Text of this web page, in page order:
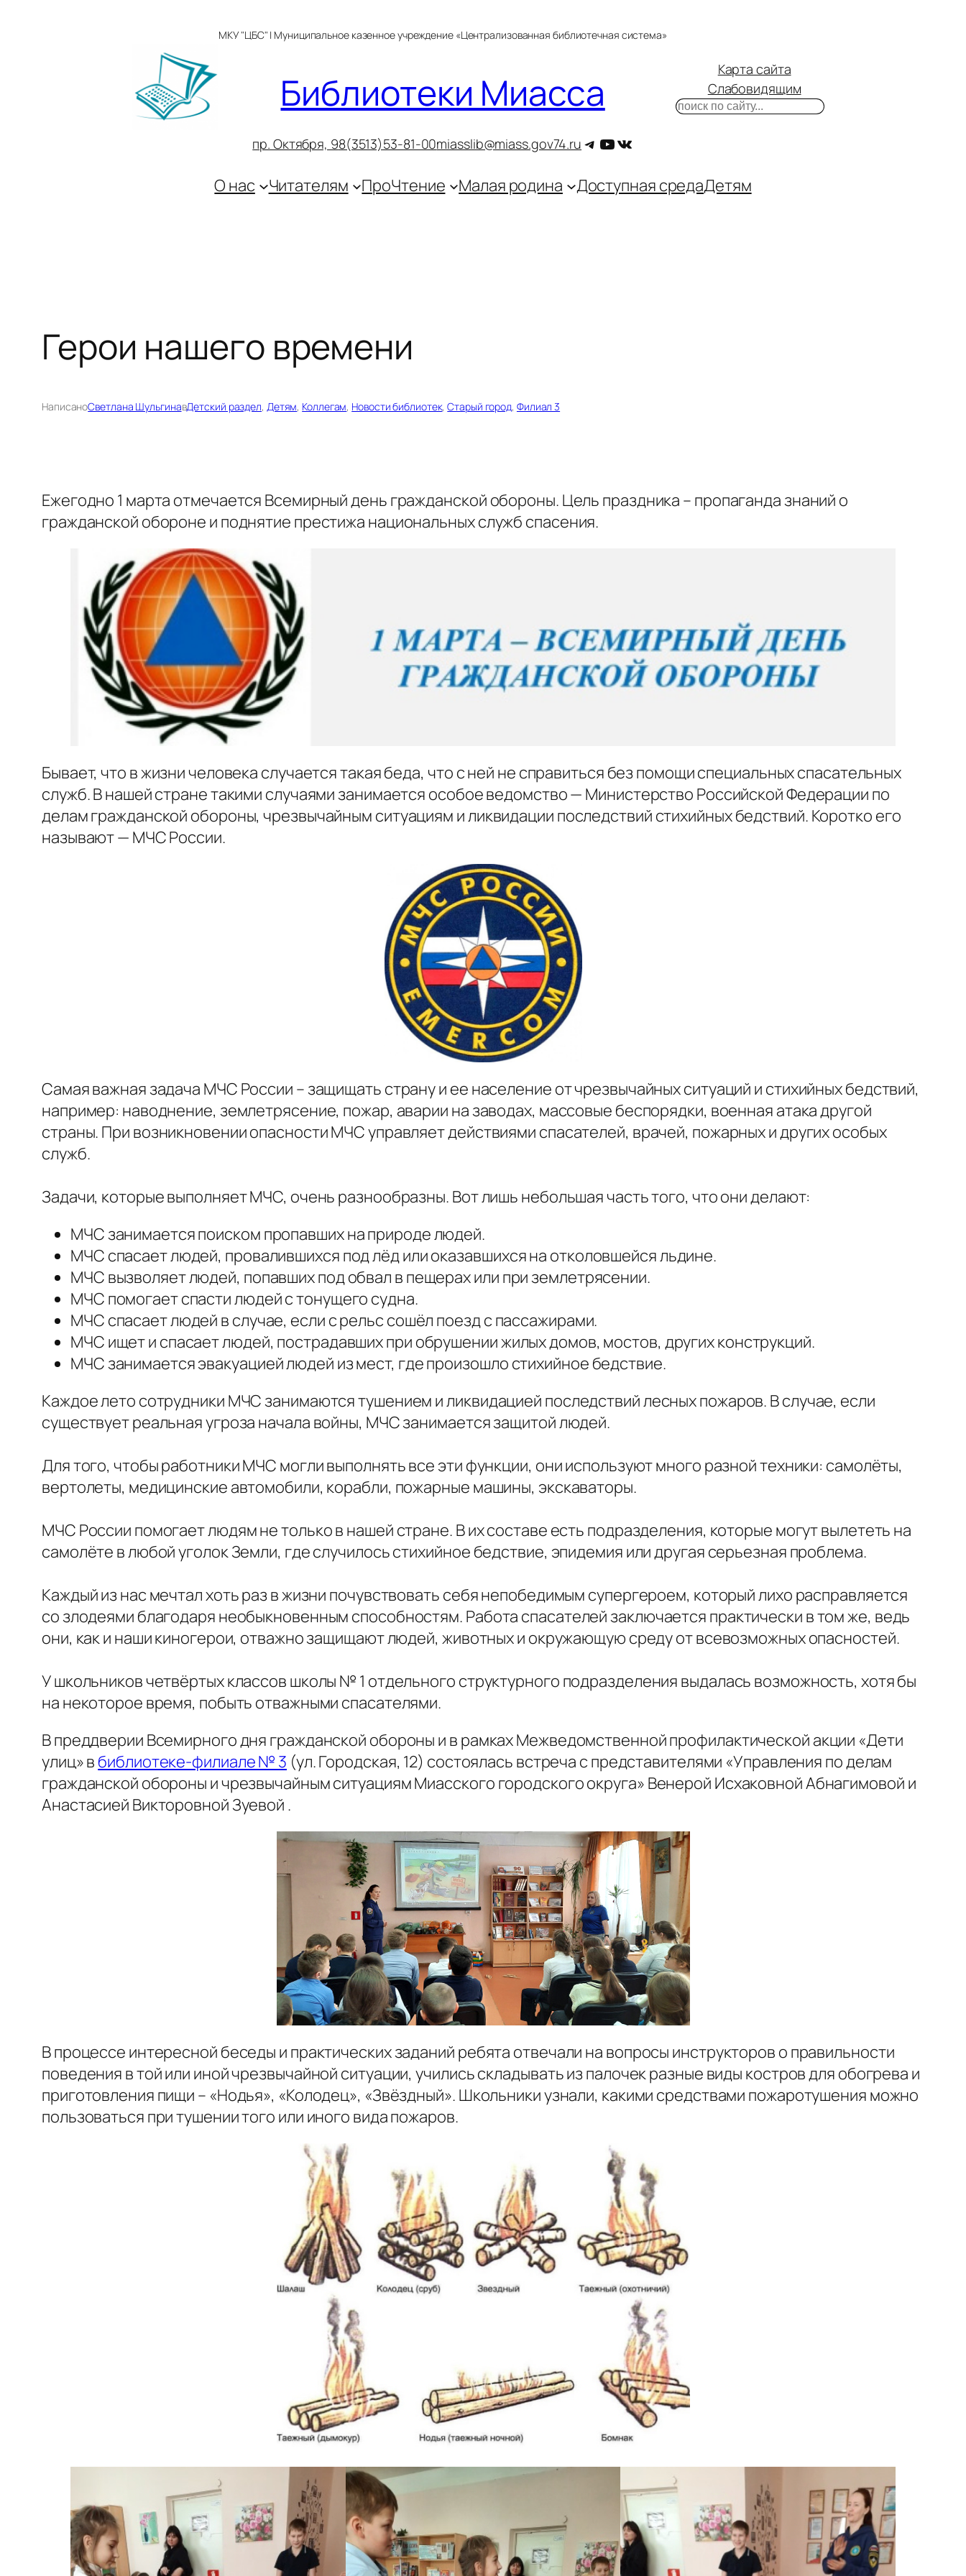
МКУ "ЦБС" | Муниципальное казенное учреждение «Централизованная библиотечная система»
Библиотеки Миасса
пр. Октября, 98(3513)53-81-00miasslib@miass.gov74.ru Telegram
YouTube
ВКонтакте
Карта сайта
Слабовидящим
Поиск
О нас Читателям ПроЧтение Малая родина Доступная средаДетям
Герои нашего времени
НаписаноСветлана ШульгинавДетский раздел, Детям, Коллегам, Новости библиотек, Старый город, Филиал 3
Ежегодно 1 марта отмечается Всемирный день гражданской обороны. Цель праздника – пропаганда знаний о
гражданской обороне и поднятие престижа национальных служб спасения.
Бывает, что в жизни человека случается такая беда, что с ней не справиться без помощи специальных спасательных
служб. В нашей стране такими случаями занимается особое ведомство — Министерство Российской Федерации по
делам гражданской обороны, чрезвычайным ситуациям и ликвидации последствий стихийных бедствий. Коротко его
называют — МЧС России.
Самая важная задача МЧС России – защищать страну и ее население от чрезвычайных ситуаций и стихийных бедствий,
например: наводнение, землетрясение, пожар, аварии на заводах, массовые беспорядки, военная атака другой
страны. При возникновении опасности МЧС управляет действиями спасателей, врачей, пожарных и других особых
служб.
Задачи, которые выполняет МЧС, очень разнообразны. Вот лишь небольшая часть того, что они делают:
МЧС занимается поиском пропавших на природе людей.
МЧС спасает людей, провалившихся под лёд или оказавшихся на отколовшейся льдине.
МЧС вызволяет людей, попавших под обвал в пещерах или при землетрясении.
МЧС помогает спасти людей с тонущего судна.
МЧС спасает людей в случае, если с рельс сошёл поезд с пассажирами.
МЧС ищет и спасает людей, пострадавших при обрушении жилых домов, мостов, других конструкций.
МЧС занимается эвакуацией людей из мест, где произошло стихийное бедствие.
Каждое лето сотрудники МЧС занимаются тушением и ликвидацией последствий лесных пожаров. В случае, если
существует реальная угроза начала войны, МЧС занимается защитой людей.
Для того, чтобы работники МЧС могли выполнять все эти функции, они используют много разной техники: самолёты,
вертолеты, медицинские автомобили, корабли, пожарные машины, экскаваторы.
МЧС России помогает людям не только в нашей стране. В их составе есть подразделения, которые могут вылететь на
самолёте в любой уголок Земли, где случилось стихийное бедствие, эпидемия или другая серьезная проблема.
Каждый из нас мечтал хоть раз в жизни почувствовать себя непобедимым супергероем, который лихо расправляется
со злодеями благодаря необыкновенным способностям. Работа спасателей заключается практически в том же, ведь
они, как и наши киногерои, отважно защищают людей, животных и окружающую среду от всевозможных опасностей.
У школьников четвёртых классов школы № 1 отдельного структурного подразделения выдалась возможность, хотя бы
на некоторое время, побыть отважными спасателями.
В преддверии Всемирного дня гражданской обороны и в рамках Межведомственной профилактической акции «Дети
улиц» вбиблиотеке-филиале № 3 (ул. Городская, 12) состоялась встреча с представителями «Управления по делам
гражданской обороны и чрезвычайным ситуациям Миасского городского округа» Венерой Исхаковной Абнагимовой и
Анастасией Викторовной Зуевой .
В процессе интересной беседы и практических заданий ребята отвечали на вопросы инструкторов о правильности
поведения в той или иной чрезвычайной ситуации, учились складывать из палочек разные виды костров для обогрева и
приготовления пищи – «Нодья», «Колодец», «Звёздный». Школьники узнали, какими средствами пожаротушения можно
пользоваться при тушении того или иного вида пожаров.